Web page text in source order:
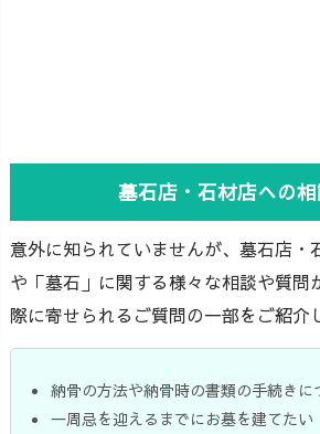
墓石店・石材店への
意外に知られていませんが、墓石店・
や「墓石」に関する様々な相談や質問
際に寄せられるご質問の一部をご紹介
納骨の方法や納骨時の書類の手続きに
一周忌を迎えるまでにお墓を建てたい